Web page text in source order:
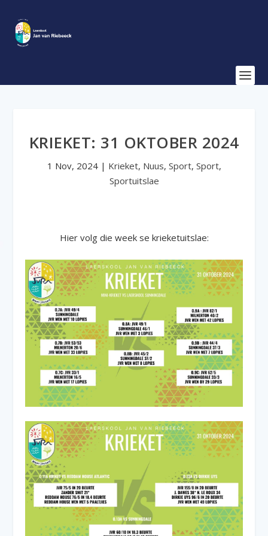
KRIEKET: 31 OKTOBER 2024
1 Nov, 2024| Krieket, Nuus, Sport, Sport,
Sportuitslae
Hier volg die week se krieketuitslae: